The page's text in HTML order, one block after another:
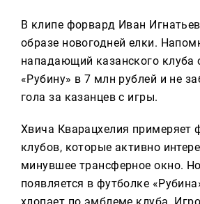
В клипе форвард Иван
образе новогодней елки.
нападающий казанского клуба
«Рубину» в 7 млн рублей и не
гола за казанцев с игры.
Хвича Кварацхелия примеряет
клубов, которые активно
минувшее трансферное окно.
появляется в футболке